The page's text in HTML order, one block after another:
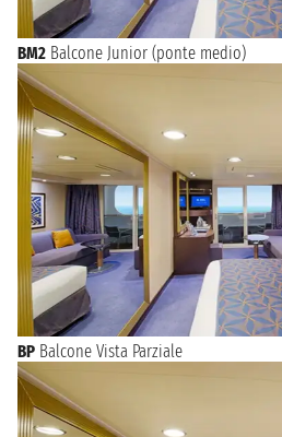
BM2 Balcone Junior (ponte medio)
BP Balcone Vista Parziale